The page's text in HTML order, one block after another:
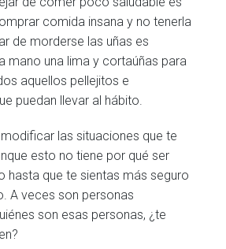
comida insana y no tenerla
de morderse las uñas es
mano una lima y cortaúñas para
aquellos pellejitos e
puedan llevar al hábito.
las situaciones que te
esto no tiene por qué ser
hasta que te sientas más seguro
A veces son personas
son esas personas, ¿te